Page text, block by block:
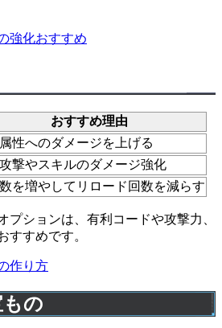
強化おすすめ
おすすめ理由
性へのダメージを上げる
撃やスキルのダメージ強化
を増やしてリロード回数を減らす
プションは、有利コードや攻撃力、
すすめです。
作り方
の